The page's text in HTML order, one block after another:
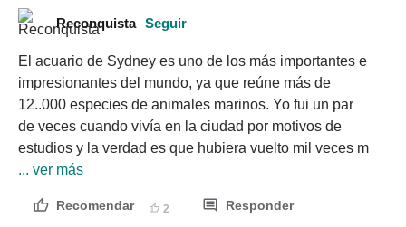
Reconquista Seguir
El acuario de Sydney es uno de los más importantes e
impresionantes del mundo, ya que reúne más de
12..000 especies de animales marinos. Yo fui un par
de veces cuando vivía en la ciudad por motivos de
estudios y la verdad es que hubiera vuelto mil veces m
... ver más
Recomendar 2 Responder